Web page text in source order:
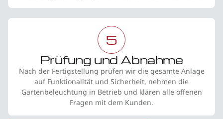
5
Prüfung und Abnahme
Nach der Fertigstellung prüfen wir die gesamte Anlage
auf Funktionalität und Sicherheit, nehmen die
Gartenbeleuchtung in Betrieb und klären alle offenen
Fragen mit dem Kunden.